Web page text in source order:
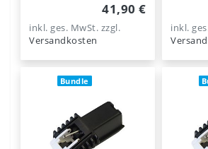
41,90 €
inkl. ges. MwSt. zzgl.
Versandkosten
inkl.
Bundle